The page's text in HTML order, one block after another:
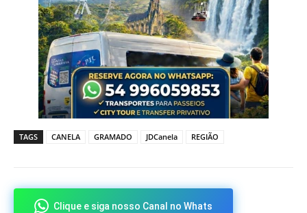
TAGS CANELA GRAMADO JDCanela REGIÃO
Clique e siga nosso Canal no Whats